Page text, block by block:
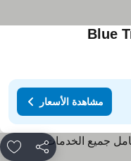
Blue
مشاهدة الأسعار
مشاركة